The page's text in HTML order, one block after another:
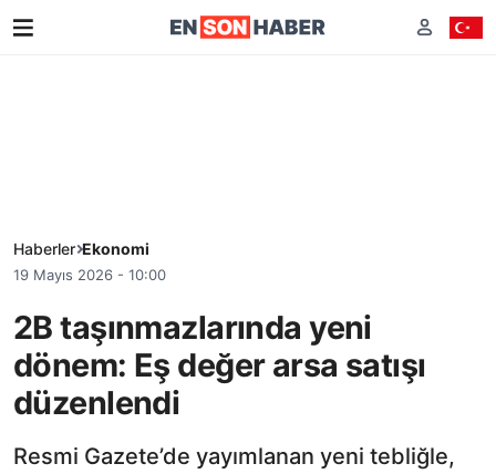
Haberler Ekonomi
19 Mayıs 2026 - 10:00
2B taşınmazlarında yeni
dönem: Eş değer arsa satışı
düzenlendi
Resmi Gazete’de yayımlanan yeni tebliğle,